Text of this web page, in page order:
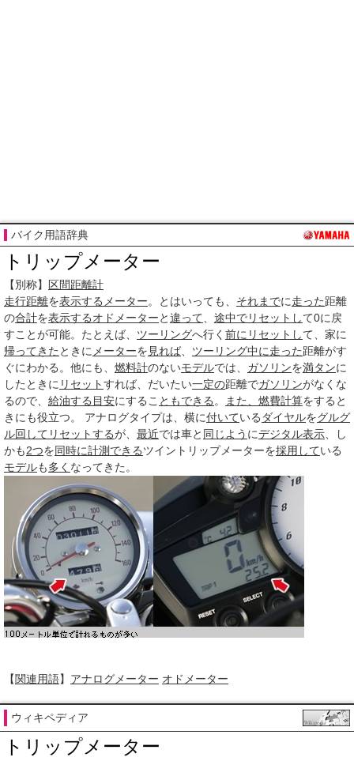
バイク用語辞典
トリップメーター
【別称】
区間距離計
走行距離を表示する メーター。とはいっても、 それまでに走った距離
の合計を表示するオドメーターと違って 途中でリセットして0に戻
すことが可能。たとえば、 ツーリングへ行く 前に リセットして、家に
帰ってきた ときに メーターを 見れば ツーリング中に走った距離がす
ぐにわかる。他にも、 燃料計のないモデルでは、 ガソリンを満タンに
したときに リセットすれば、だいたい一定の距離でガソリンがなくな
るので、 給油する 目安にするこ ともできる 。 また、 燃費計算をすると
きにも役立つ。 アナログタイプは、横に付いている ダイヤルをグルグ
ル回して リセットするが、 最近では車と 同じよう にデジタル表示 、し
かも2つを同時に計測できるツイントリップメーターを採用している
モデルも多く なってきた。
【関連用語】 アナログメーター オドメーター
ウィキペディア
トリップメーター